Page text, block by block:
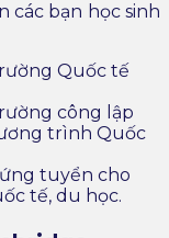
các bạn học sinh
Quốc tế
công lập
trình Quốc
tuyển cho
tế, du học.